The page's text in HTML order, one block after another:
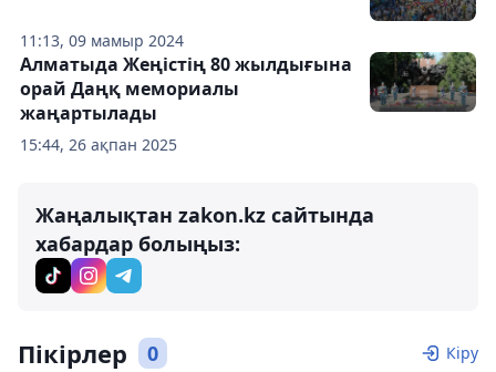
11:13, 09 мамыр 2024
15:44, 26 ақпан 2025
Алматыда Жеңістің 80 жылдығына
орай Даңқ мемориалы
жаңартылады
Жаңалықтан zakon.kz сайтында
хабардар болыңыз:
Пікірлер 0 Кіру